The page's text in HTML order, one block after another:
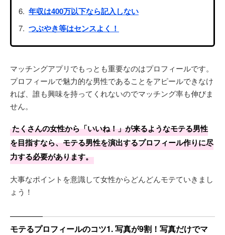
年収は400万以下なら記入しない
つぶやき等はセンスよく！
マッチングアプリでもっとも重要なのはプロフィールです。
プロフィールで魅力的な男性であることをアピールできなけ
れば、誰も興味を持ってくれないのでマッチング率も伸びま
せん。
たくさんの女性から「いいね！」が来るようなモテる男性
を目指すなら、モテる男性を演出するプロフィール作りに尽
力する必要があります。
大事なポイントを意識して女性からどんどんモテていきまし
ょう！
モテるプロフィールのコツ1. 写真が9割！写真だけでマ